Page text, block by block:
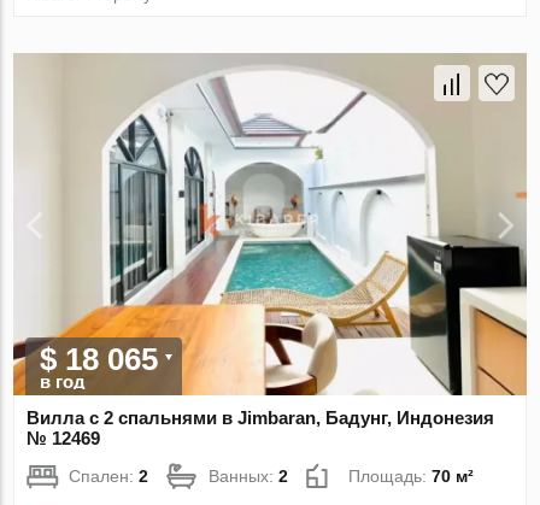
$ 18 065
в год
Вилла с 2 спальнями в Jimbaran, Бадунг, Индонезия
№ 12469
Спален:2 Ванных:2 Площадь:70 м²